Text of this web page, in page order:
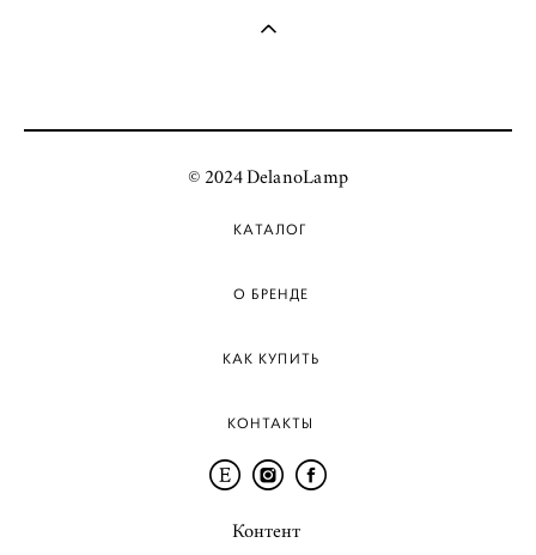
© 2024 DelanoLamp
КАТАЛОГ
О БРЕНДЕ
КАК КУПИТЬ
КОНТАКТЫ
Контент